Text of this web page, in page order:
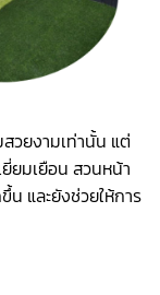
วยงามเท่านั้น แต่
ยมเยือน สวนหน้า
และยังช่วยให้การ